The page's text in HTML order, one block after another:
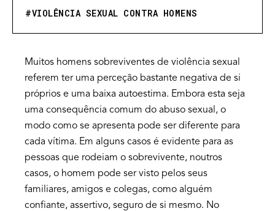
#VIOLÊNCIA SEXUAL CONTRA HOMENS
Muitos homens sobreviventes de violência sexual
referem ter uma perceção bastante negativa de si
próprios e uma baixa autoestima. Embora esta seja
uma consequência comum do abuso sexual, o
modo como se apresenta pode ser diferente para
cada vítima. Em alguns casos é evidente para as
pessoas que rodeiam o sobrevivente, noutros
casos, o homem pode ser visto pelos seus
familiares, amigos e colegas, como alguém
confiante, assertivo, seguro de si mesmo. No